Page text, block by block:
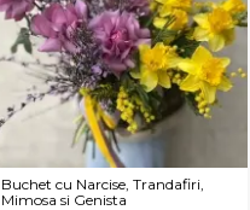
Buchet cu Narcise, Trandafiri,
Mimosa si Genista